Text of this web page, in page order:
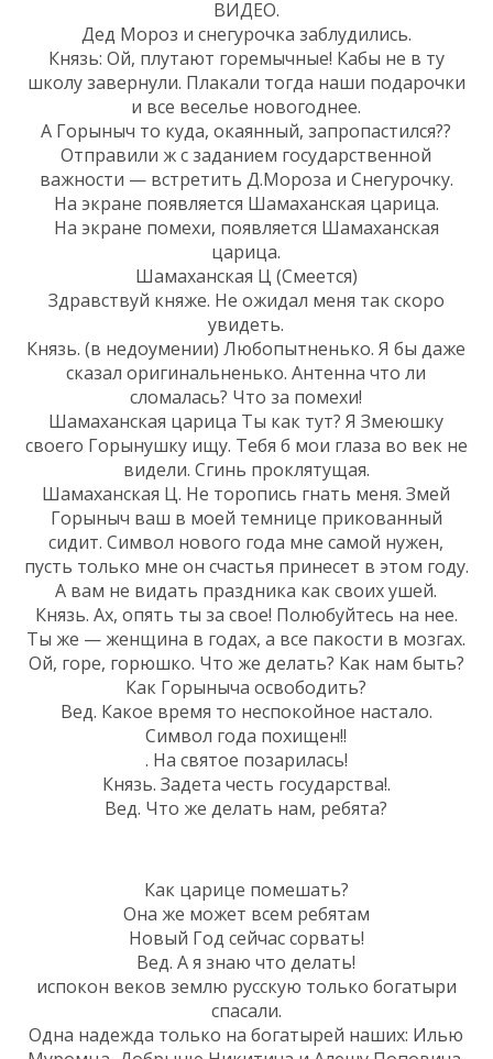
ВИДЕО.
Дед Мороз и снегурочка заблудились.
Князь: Ой, плутают горемычные! Кабы не в ту
школу завернули. Плакали тогда наши подарочки
и все веселье новогоднее.
А Горыныч то куда, окаянный, запропастился??
Отправили ж с заданием государственной
важности — встретить Д.Мороза и Снегурочку.
На экране появляется Шамаханская царица.
На экране помехи, появляется Шамаханская
царица.
Шамаханская Ц (Смеется)
Здравствуй княже. Не ожидал меня так скоро
увидеть.
Князь. (в недоумении) Любопытненько. Я бы даже
сказал оригинальненько. Антенна что ли
сломалась? Что за помехи!
Шамаханская царица Ты как тут? Я Змеюшку
своего Горынушку ищу. Тебя б мои глаза во век не
видели. Сгинь проклятущая.
Шамаханская Ц. Не торопись гнать меня. Змей
Горыныч ваш в моей темнице прикованный
сидит. Символ нового года мне самой нужен,
пусть только мне он счастья принесет в этом году.
А вам не видать праздника как своих ушей.
Князь. Ах, опять ты за свое! Полюбуйтесь на нее.
Ты же — женщина в годах, а все пакости в мозгах.
Ой, горе, горюшко. Что же делать? Как нам быть?
Как Горыныча освободить?
Вед. Какое время то неспокойное настало.
Символ года похищен!!
. На святое позарилась!
Князь. Задета честь государства!.
Вед. Что же делать нам, ребята?
Как царице помешать?
Она же может всем ребятам
Новый Год сейчас сорвать!
Вед. А я знаю что делать!
испокон веков землю русскую только богатыри
спасали.
Одна надежда только на богатырей наших: Илью